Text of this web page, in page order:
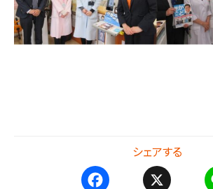
シェアする